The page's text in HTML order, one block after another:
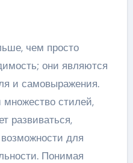
чем просто
они являются
и самовыражения.
стилей,
развиваться,
для
Понимая